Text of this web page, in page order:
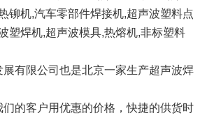
铆机,汽车零部件焊接机,超声波塑料点
塑焊机,超声波模具,热熔机,非标塑料
有限公司也是北京一家生产超声波焊
的客户用优惠的价格，快捷的供货时